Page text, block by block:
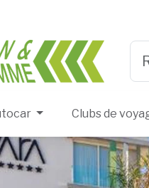
Clubs de